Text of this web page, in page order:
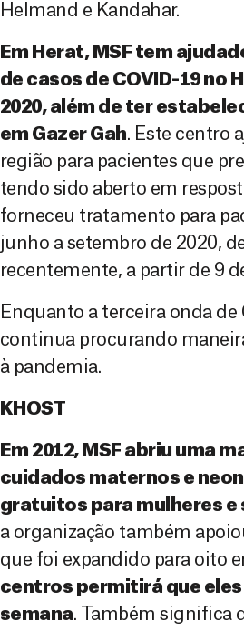
Helmand e Kandahar.
Em Herat, MSF tem
de casos de COVID-19 no
2020, além de ter
em Gazer Gah. Este centro
região para pacientes que
tendo sido aberto em
forneceu tratamento para
junho a setembro de 2020,
recentemente, a partir de 9
Enquanto a terceira onda
continua procurando
à pandemia.
KHOST
Em 2012, MSF abriu uma
cuidados maternos e
gratuitos para mulheres e
a organização também
que foi expandido para oito
centros permitirá que
semana. Também significa